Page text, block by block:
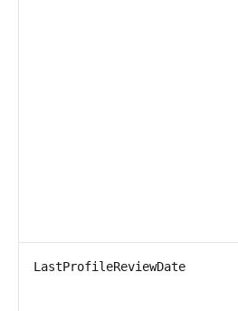
LastProfileReviewDate